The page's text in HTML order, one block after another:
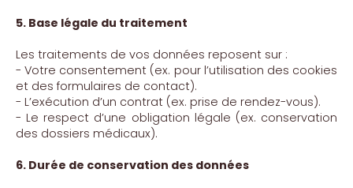
5. Base légale du traitement
Les traitements de vos données reposent sur :
- Votre consentement (ex. pour l’utilisation des cookies
et des formulaires de contact).
- L’exécution d’un contrat (ex. prise de rendez-vous).
- Le respect d’une obligation légale (ex. conservation
des dossiers médicaux).
6. Durée de conservation des données